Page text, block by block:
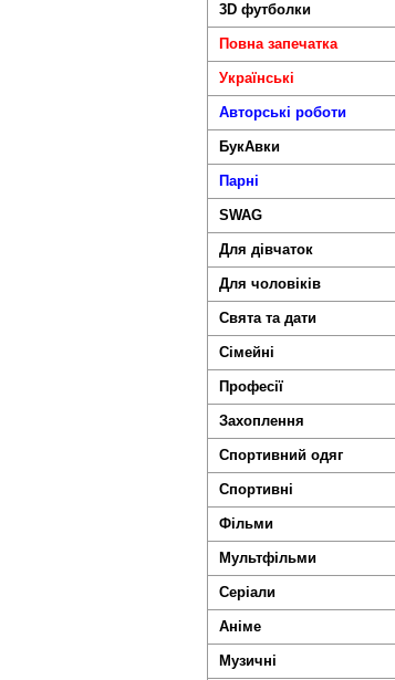
3D футболки
Повна запечатка
Українські
Авторські роботи
БукАвки
Парні
SWAG
Для дівчаток
Для чоловіків
Свята та дати
Сімейні
Професії
Захоплення
Спортивний одяг
Спортивні
Фільми
Мультфільми
Серіали
Аніме
Музичні